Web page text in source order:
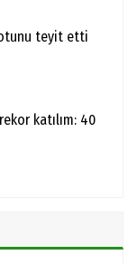
teyit etti
katılım: 40